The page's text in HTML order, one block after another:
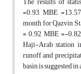
=0.93, MBE
month for Qazvin
= 0.92, MBE =-
Haji-Arab station
runoff and
basin is suggested